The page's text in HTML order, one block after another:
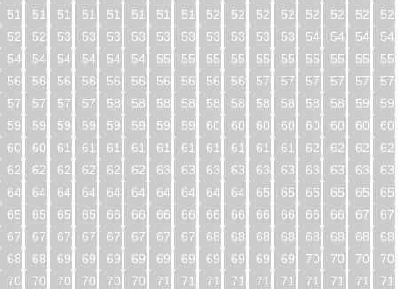
512
513 514 515 516 517 518 519 520 521 522 523 524 525 526
528
529 530 531 532 533 534 535 536 537 538 539 540 541 542
544
545 546 547 548 549 550 551 552 553 554 555 556 557 558
560
561 562 563 564 565 566 567 568 569 570 571 572 573 574
576
577 578 579 580 581 582 583 584 585 586 587 588 589 590
592
593 594 595 596 597 598 599 600 601 602 603 604 605 606
608
609 610 611 612 613 614 615 616 617 618 619 620 621 622
624
625 626 627 628 629 630 631 632 633 634 635 636 637 638
640
641 642 643 644 645 646 647 648 649 650 651 652 653 654
656
657 658 659 660 661 662 663 664 665 666 667 668 669 670
672
673 674 675 676 677 678 679 680 681 682 683 684 685 686
688
689 690 691 692 693 694 695 696 697 698 699 700 701 702
704
705 706 707 708 709 710 711 712 713 714 715 716 717 718